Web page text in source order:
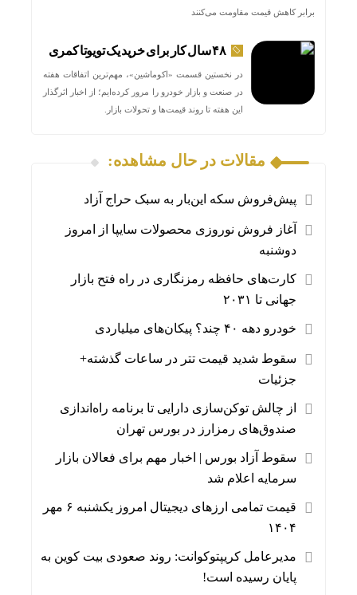
برابر کاهش قیمت مقاومت می‌کنند
۴۸ سال کار برای خرید یک تویوتا کمری
در نخستین قسمت «اکوماشین»، مهم‌ترین اتفاقات هفته
در صنعت و بازار خودرو را مرور کرده‌ایم؛ از اخبار اثرگذار
این هفته تا روند قیمت‌ها و تحولات بازار.
مقالات در حال مشاهده:
پیش‌فروش سکه این‌بار به سبک حراج آزاد
آغاز فروش نوروزی محصولات سایپا از امروز
دوشنبه
کارت‌های حافظه رمزنگاری در راه فتح بازار
جهانی تا ۲۰۳۱
خودرو دهه ۴۰ چند؟ پیکان‌های میلیاردی
سقوط شدید قیمت تتر در ساعات گذشته+
جزئیات
از چالش توکن‌سازی دارایی تا برنامه راه‌اندازی
صندوق‌های رمزارز در بورس تهران
سقوط آزاد بورس | اخبار مهم برای فعالان بازار
سرمایه اعلام شد
قیمت تمامی ارز‌های دیجیتال امروز یکشنبه ۶ مهر
۱۴۰۴
مدیرعامل کریپتوکوانت: روند صعودی بیت کوین به
پایان رسیده است!